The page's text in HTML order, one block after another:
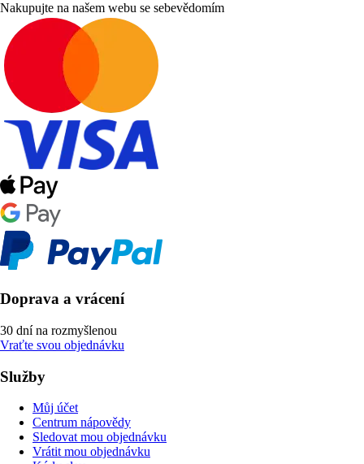
Nakupujte na našem webu se sebevědomím
Doprava a vrácení
30 dní na rozmyšlenou
Vraťte svou objednávku
Služby
Můj účet
Centrum nápovědy
Sledovat mou objednávku
Vrátit mou objednávku